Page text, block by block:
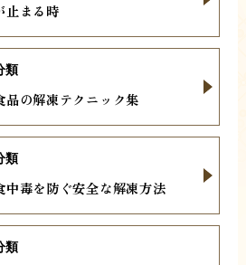
止まる時
品の解凍テクニック集
類
中毒を防ぐ安全な解凍方法
類
類